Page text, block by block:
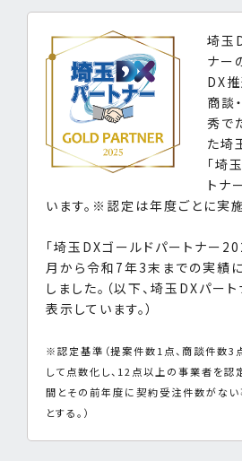
埼玉
ナー
DX推
商談
秀で
た埼
「埼
トナ
います。※認定は年度ごとに実
「埼玉DXゴールドパートナー
月から令和7年3末までの実績
しました。（以下、埼玉DXパー
表示しています。）
※認定基準（提案件数1点、商談件数3
して点数化し、12点以上の事業者を認
間とその前年度に契約受注件数がな
とする。）